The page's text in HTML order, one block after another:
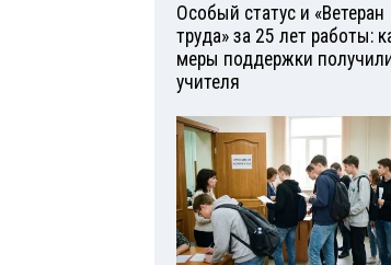
Особый статус и «Ветеран
труда» за 25 лет работы:
меры поддержки
учителя